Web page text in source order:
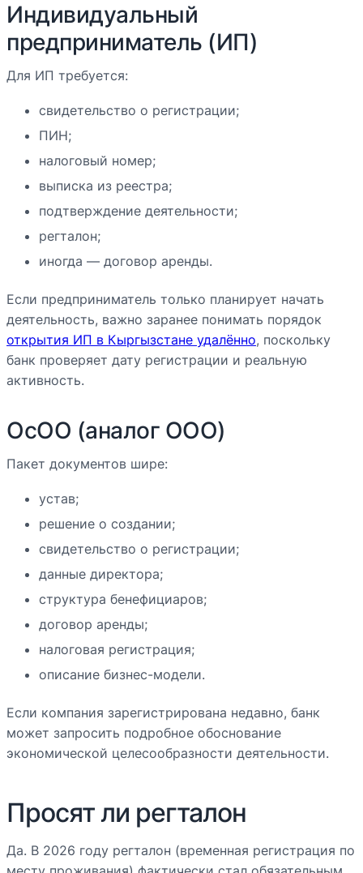
Индивидуальный
предприниматель (ИП)
Для ИП требуется:
свидетельство о регистрации;
ПИН;
налоговый номер;
выписка из реестра;
подтверждение деятельности;
регталон;
иногда — договор аренды.
Если предприниматель только планирует начать
деятельность, важно заранее понимать порядок
открытия ИП в Кыргызстане удалённо, поскольку
банк проверяет дату регистрации и реальную
активность.
ОсОО (аналог ООО)
Пакет документов шире:
устав;
решение о создании;
свидетельство о регистрации;
данные директора;
структура бенефициаров;
договор аренды;
налоговая регистрация;
описание бизнес-модели.
Если компания зарегистрирована недавно, банк
может запросить подробное обоснование
экономической целесообразности деятельности.
Просят ли регталон
Да. В 2026 году регталон (временная регистрация по